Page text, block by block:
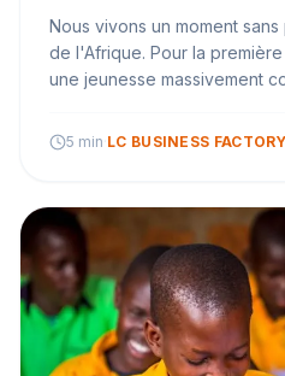
Nous vivons un moment
de l'Afrique. Pour la
une jeunesse massivement
et un écosystème numérique
5 min LC BUSINESS FACTORY